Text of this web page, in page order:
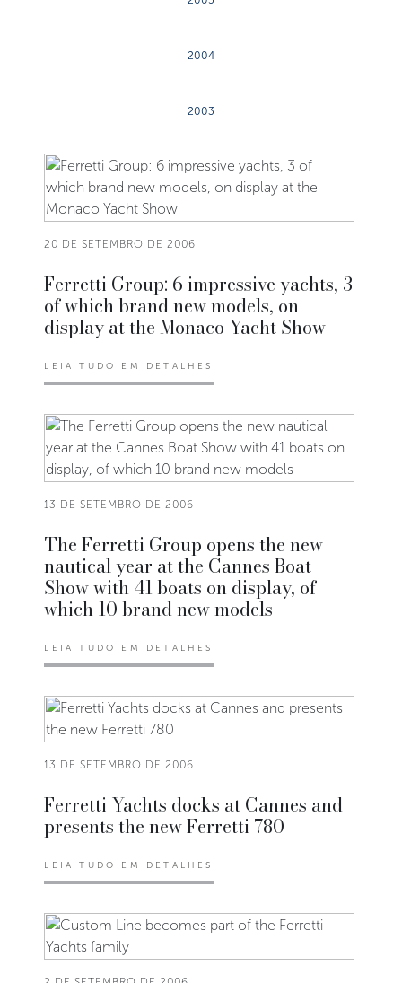
2004
2003
20 DE SETEMBRO DE 2006
Ferretti Group: 6 impressive yachts, 3
of which brand new models, on
display at the Monaco Yacht Show
LEIA TUDO EM DETALHES
13 DE SETEMBRO DE 2006
The Ferretti Group opens the new
nautical year at the Cannes Boat
Show with 41 boats on display, of
which 10 brand new models
LEIA TUDO EM DETALHES
13 DE SETEMBRO DE 2006
Ferretti Yachts docks at Cannes and
presents the new Ferretti 780
LEIA TUDO EM DETALHES